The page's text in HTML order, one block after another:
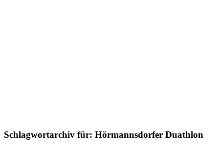
Schlagwortarchiv für: Hörmannsdorfer Duathlon